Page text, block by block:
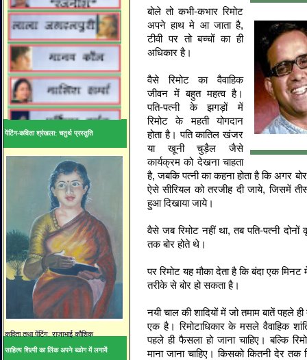
पेंटिंग-कविता श्रंखला: चतुर्थ प्रस्तुति
कविता तथा पेंटिंग: राजाभाई कौशिक
साहित्य शिल्पी का लिंक अपने ब्ळोग में लगायें
बोले तो कभी-कभार रिमोट
अपने हाथ मे आ जाता है,
टीवी पर तो बच्चों का ही
अधिकार है।
वैसे रिमोट का वैवाहिक
जीवन में बहुत महत्व है।
पति-पत्नी के झगड़ों में
रिमोट के महती योगदान
होता है। पति कातिल खंजर
या खूनी चुड़ैल जैसे
कार्यक्रम को देखना चाहता
है, जबकि पत्नी का कहना होता है कि अगर
ऐसे सीरियल को तरजीह दी जाये, जिसमें
हुआ दिखाया जाये।
वैसे जब रिमोट नहीं था, तब पति-पत्नी
तक बोर होते थे।
पर रिमोट यह मौका देता है कि बंदा एक
तरीके से बोर हो सकता है।
नयी चाल की शादियों में जो तमाम बातें पहले
एक है। रिमोटाधिकार के मसले वैवाहिक
पहले ही फैसला हो जाना चाहिए। बल्कि
माना जाना चाहिए। किसको कितनी देर